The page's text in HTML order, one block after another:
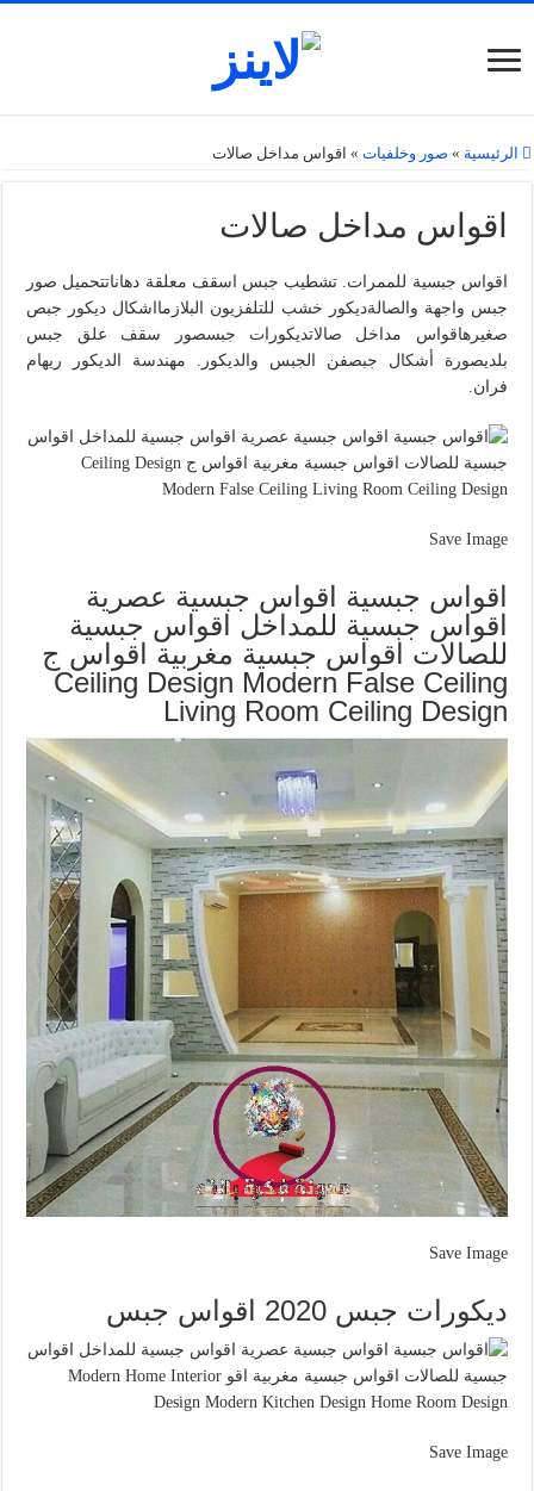
الرئيسية » صور وخلفيات » اقواس مداخل صالات
اقواس مداخل صالات
اقواس جبسية للممرات. تشطيب جبس اسقف معلقة دهاناتتحميل صور
جبس واجهة والصالةديكور خشب للتلفزيون البلازمااشكال ديكور جبص
صغيرهاقواس مداخل صالاتديكورات جبسصور سقف علق جبس
بلديصورة أشكال جبصفن الجبس والديكور. مهندسة الديكور ريهام
فران.
Save Image
اقواس جبسية اقواس جبسية عصرية
اقواس جبسية للمداخل اقواس جبسية
للصالات اقواس جبسية مغربية اقواس ج
Ceiling Design Modern False Ceiling
Living Room Ceiling Design
Save Image
ديكورات جبس 2020 اقواس جبس
Save Image